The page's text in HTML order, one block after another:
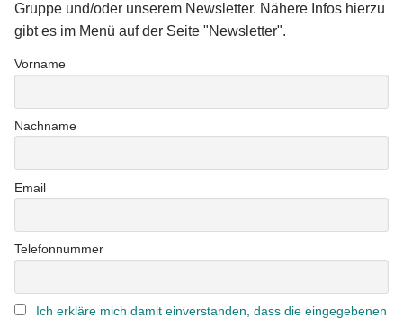
Gruppe und/oder unserem Newsletter. Nähere Infos hierzu
gibt es im Menü auf der Seite "Newsletter".
Vorname
Nachname
Email
Telefonnummer
Ich erkläre mich damit einverstanden, dass die eingegebenen